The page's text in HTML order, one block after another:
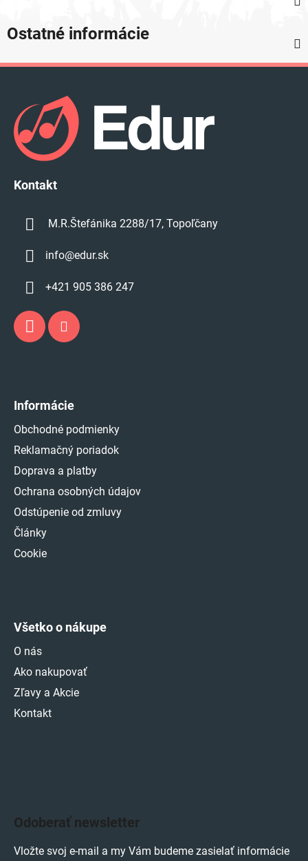
Ostatné informácie
Kontakt
M.R.Štefánika 2288/17, Topoľčany
info@edur.sk
+421 905 386 247
Informácie
Obchodné podmienky
Reklamačný poriadok
Doprava a platby
Ochrana osobných údajov
Odstúpenie od zmluvy
Články
Cookie
Všetko o nákupe
O nás
Ako nakupovať
Zľavy a Akcie
Kontakt
Odoberať newsletter
Vložte svoj e-mail a my Vám budeme zasielať informácie